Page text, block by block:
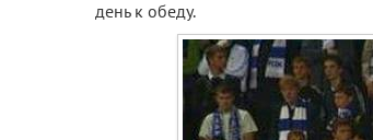
день к обеду.